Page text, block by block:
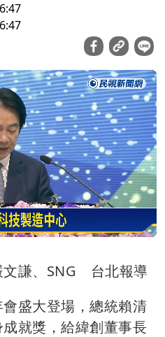
文謙、SNG 台北報導
盛大登場，總統賴清
就獎，給緯創董事長